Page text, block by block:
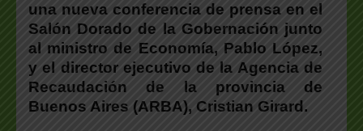
una nueva conferencia de prensa en el
Salón Dorado de la Gobernación junto
al ministro de Economía, Pablo López,
y el director ejecutivo de la Agencia de
Recaudación de la provincia de
Buenos Aires (ARBA), Cristian Girard.